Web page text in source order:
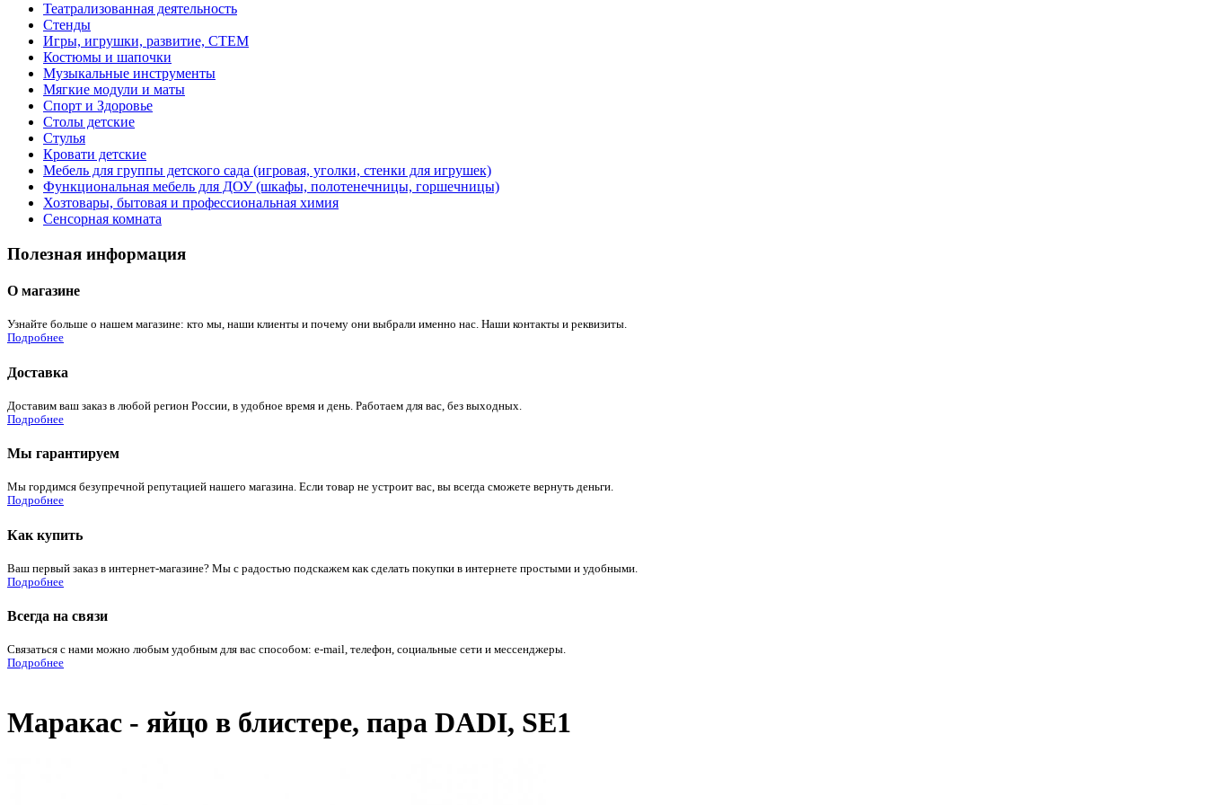
Театрализованная деятельность
Стенды
Игры, игрушки, развитие, СТЕМ
Костюмы и шапочки
Музыкальные инструменты
Мягкие модули и маты
Спорт и Здоровье
Столы детские
Стулья
Кровати детские
Мебель для группы детского сада (игровая, уголки, стенки для игрушек)
Функциональная мебель для ДОУ (шкафы, полотенечницы, горшечницы)
Хозтовары, бытовая и профессиональная химия
Сенсорная комната
Полезная информация
О магазине
Узнайте больше о нашем магазине: кто мы, наши клиенты и почему они выбрали именно нас. Наши контакты и реквизиты.
Подробнее
Доставка
Доставим ваш заказ в любой регион России, в удобное время и день. Работаем для вас, без выходных.
Подробнее
Мы гарантируем
Мы гордимся безупречной репутацией нашего магазина. Если товар не устроит вас, вы всегда сможете вернуть деньги.
Подробнее
Как купить
Ваш первый заказ в интернет-магазине? Мы с радостью подскажем как сделать покупки в интернете простыми и удобными.
Подробнее
Всегда на связи
Связаться с нами можно любым удобным для вас способом: e-mail, телефон, социальные сети и мессенджеры.
Подробнее
Маракас - яйцо в блистере, пара DADI, SE1